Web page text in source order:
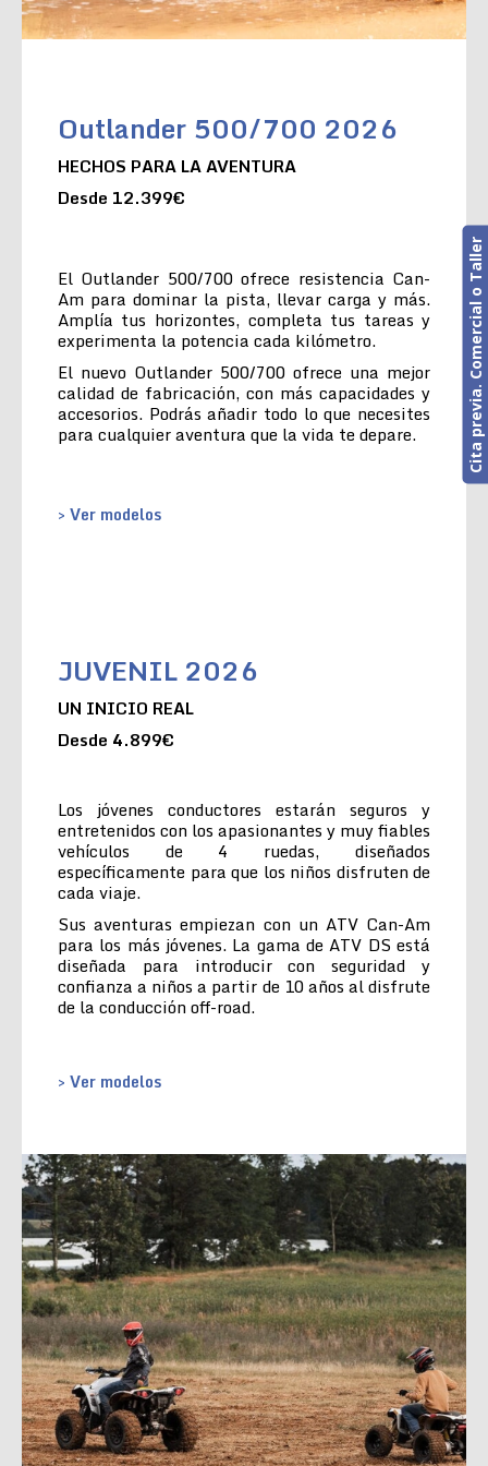
Outlander 500/700 2026
HECHOS PARA LA AVENTURA
Desde 12.399€
El Outlander 500/700 ofrece resistencia Can-
Am para dominar la pista, llevar carga y más.
Amplía tus horizontes, completa tus tareas y
experimenta la potencia cada kilómetro.
El nuevo Outlander 500/700 ofrece una mejor
calidad de fabricación, con más capacidades y
accesorios. Podrás añadir todo lo que necesites
para cualquier aventura que la vida te depare.
> Ver modelos
JUVENIL 2026
UN INICIO REAL
Desde 4.899€
Los jóvenes conductores estarán seguros y
entretenidos con los apasionantes y muy fiables
vehículos de 4 ruedas, diseñados
específicamente para que los niños disfruten de
cada viaje.
Sus aventuras empiezan con un ATV Can-Am
para los más jóvenes. La gama de ATV DS está
diseñada para introducir con seguridad y
confianza a niños a partir de 10 años al disfrute
de la conducción off-road.
> Ver modelos
Cita previa. Comercial o Taller